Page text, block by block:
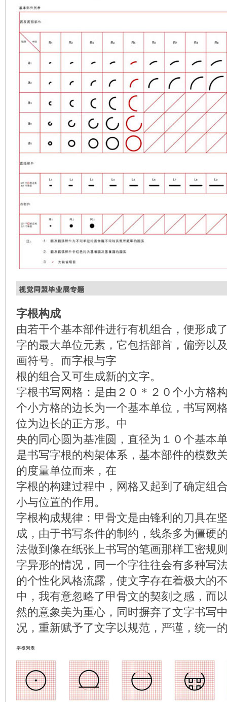
字根构成
由若干个基本部件进行有机组合，便形成
字的最大单位元素，它包括部首，偏旁以
画符号。而字根与字
根的组合又可生成新的文字。
字根书写网格：是由２０＊２０个小方格
个小方格的边长为一个基本单位，书写网
位为边长的正方形。中
央的同心圆为基准圆，直径为１０个基本
是书写字根的构架体系，基本部件的模数
的度量单位而来，在
字根的构建过程中，网格又起到了确定组
小与位置的作用。
字根构成规律：甲骨文是由锋利的刀具在
成，由于书写条件的制约，线条多为僵硬
法做到像在纸张上书写的笔画那样工密规
字异形的情况，同一个字往往会有多种写
的个性化风格流露，使文字存在着极大的
中，我有意忽略了甲骨文的契刻之感，而
然的意象美为重心，同时摒弃了文字书写
况，重新赋予了文字以规范，严谨，统一